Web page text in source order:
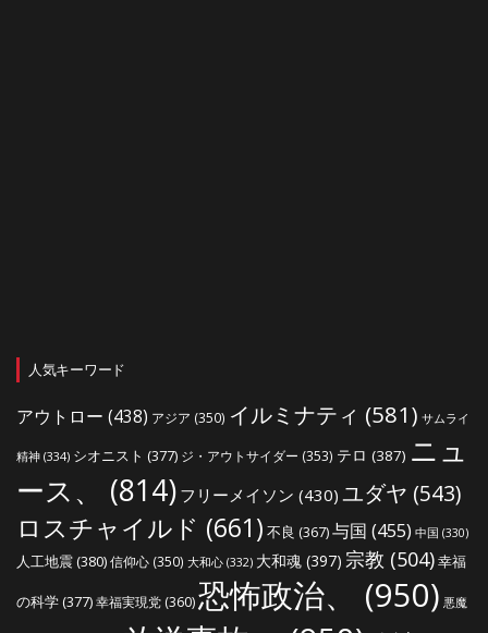
人気キーワード
アウトロー (438) アジア (350) イルミナティ (581) サムライ
精神 (334) シオニスト (377) ジ・アウトサイダー (353) テロ (387) ニュ
ース、
(814) フリーメイソン (430) ユダヤ (543)
ロスチャイルド (661) 不良 (367)与国 (455) 中国 (330)
人工地震(380)信仰心 (350) 大和心 (332) 大和魂 (397) 宗教 (504)幸福
の科学(377)幸福実現党 (360)恐怖政治、 (950) 悪魔